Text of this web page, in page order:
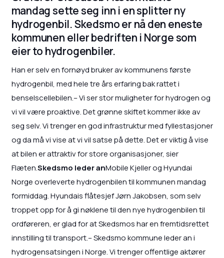
mandag sette seg inn i en splitter ny
hydrogenbil. Skedsmo er nå den eneste
kommunen eller bedriften i Norge som
eier to hydrogenbiler.
Han er selv en fornøyd bruker av kommunens første
hydrogenbil, med hele tre års erfaring bak rattet i
benselscellebilen.– Vi ser stor muligheter for hydrogen og
vi vil være proaktive. Det grønne skiftet kommer ikke av
seg selv. Vi trenger en god infrastruktur med fyllestasjoner
og da må vi vise at vi vil satse på dette. Det er viktig å vise
at bilen er attraktiv for store organisasjoner, sier
Flæten.Skedsmo leder anMobile Kjeller og Hyundai
Norge overleverte hydrogenbilen til kommunen mandag
formiddag. Hyundais flåtesjef Jørn Jakobsen, som selv
troppet opp for å gi nøklene til den nye hydrogenbilen til
ordføreren, er glad for at Skedsmos har en fremtidsrettet
innstilling til transport.– Skedsmo kommune leder an i
hydrogensatsingen i Norge. Vi trenger offentlige aktører